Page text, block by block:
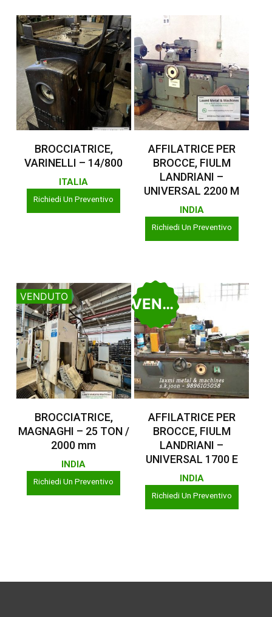
Leggi Tutto
BROCCIATRICE,
VARINELLI – 14/800
ITALIA
Richiedi Un Preventivo
Leggi Tutto
AFFILATRICE PER
BROCCE, FIULM
LANDRIANI –
UNIVERSAL 2200 M
INDIA
Richiedi Un Preventivo
VENDUTO
BROCCIATRICE,
MAGNAGHI – 25 TON /
2000 mm
INDIA
Richiedi Un Preventivo
VENDUTO
AFFILATRICE PER
BROCCE, FIULM
LANDRIANI –
UNIVERSAL 1700 E
INDIA
Richiedi Un Preventivo